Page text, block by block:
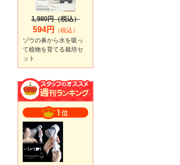
1,980円（税込）
594円
（税込）
ゾウの鼻から水を吸っ
て植物を育てる栽培セ
ット